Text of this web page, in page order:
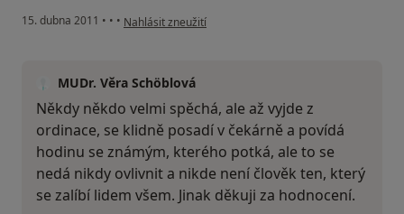
15. dubna 2011 • • • podle názoru uživatele Pacient
Nahlásit zneužití
MUDr. Věra Schöblová
Někdy někdo velmi spěchá, ale až vyjde z
ordinace, se klidně posadí v čekárně a povídá
hodinu se známým, kterého potká, ale to se
nedá nikdy ovlivnit a nikde není člověk ten, který
se zalíbí lidem všem. Jinak děkuji za hodnocení.